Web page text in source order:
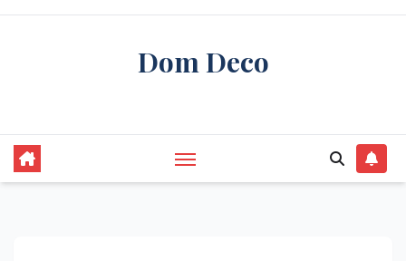
Skip
Dom Deco